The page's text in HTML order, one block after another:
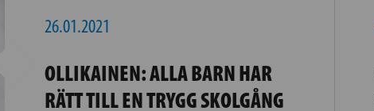
26.01.2021
OLLIKAINEN: ALLA BARN HAR
RÄTT TILL EN TRYGG SKOLGÅNG